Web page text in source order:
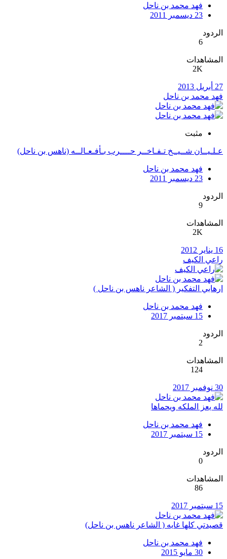
فهد محمد بن ناحل
23 ديسمبر 2011
الردود
6
المشاهدات
2K
27 أبريل 2013
فهد محمد بن ناحل
مثبت
عـلـيــان شــيــخ تـفـاخــر حــــرب بـأفـعـالــه (ناهس بن ناحل)
فهد محمد بن ناحل
23 ديسمبر 2011
الردود
9
المشاهدات
2K
16 يناير 2012
راعي الكيف
ارهابي التفكير ( الشاعر ناهس بن ناحل )
فهد محمد بن ناحل
15 سبتمبر 2017
الردود
2
المشاهدات
124
30 نوفمبر 2017
لله يعز الملكه ويحماها
فهد محمد بن ناحل
15 سبتمبر 2017
الردود
0
المشاهدات
86
15 سبتمبر 2017
قصيدتي كلها غايه ( الشاعر ناهس بن ناحل)
فهد محمد بن ناحل
30 مايو 2015